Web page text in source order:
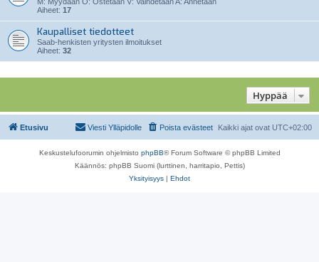
Aiheet: 17
Kaupalliset tiedotteet
Saab-henkisten yritysten ilmoitukset
Aiheet: 32
Hyppää
Etusivu Kaikki ajat ovat UTC+02:00
Poista evästeet
Viesti Ylläpidolle
Keskustelufoorumin ohjelmisto phpBB® Forum Software © phpBB Limited
Käännös: phpBB Suomi (lurttinen, harritapio, Pettis)
Yksityisyys | Ehdot